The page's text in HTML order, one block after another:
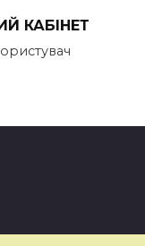
КАБІНЕТ